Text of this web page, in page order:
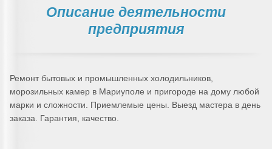
Описание деятельности
предприятия
Ремонт бытовых и промышленных холодильников,
морозильных камер в Мариуполе и пригороде на дому любой
марки и сложности. Приемлемые цены. Выезд мастера в день
заказа. Гарантия, качество.